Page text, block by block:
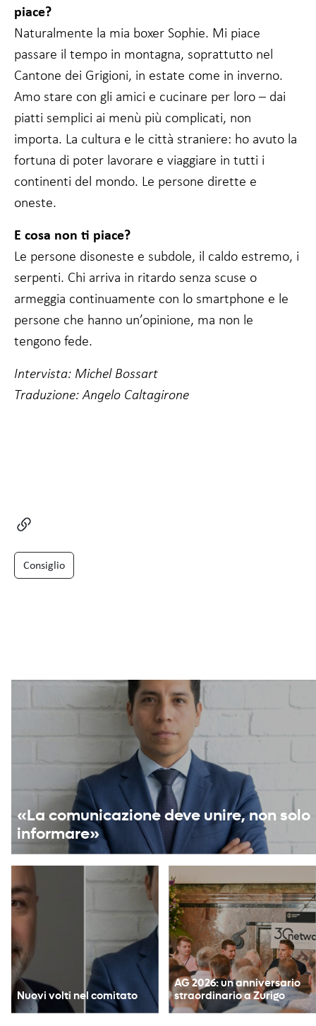
Consiglio
piace?
Naturalmente la mia boxer Sophie. Mi piace
passare il tempo in montagna, soprattutto nel
Cantone dei Grigioni, in estate come in inverno.
Amo stare con gli amici e cucinare per loro – dai
piatti semplici ai menù più complicati, non
importa. La cultura e le città straniere: ho avuto la
fortuna di poter lavorare e viaggiare in tutti i
continenti del mondo. Le persone dirette e
oneste.
E cosa non ti piace?
Le persone disoneste e subdole, il caldo estremo, i
serpenti. Chi arriva in ritardo senza scuse o
armeggia continuamente con lo smartphone e le
persone che hanno un’opinione, ma non le
tengono fede.
Intervista: Michel Bossart
Traduzione: Angelo Caltagirone
Nuovi volti nel comitato
AG 2026: un anniversario
straordinario a Zurigo
«La comunicazione deve unire, non solo
informare»